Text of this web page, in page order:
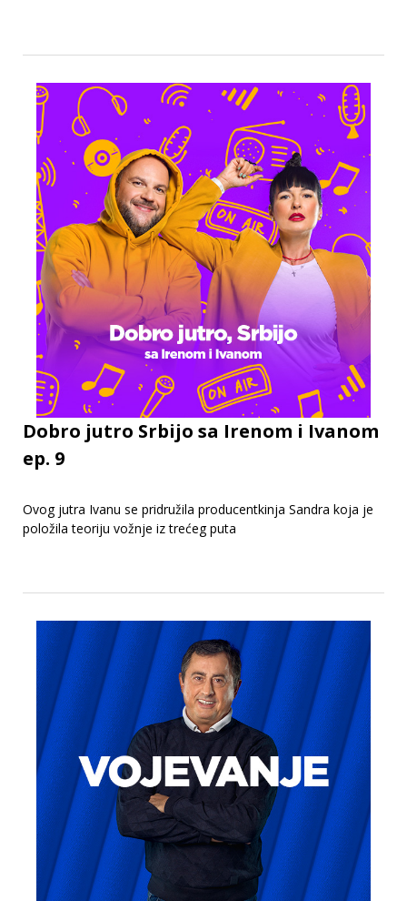
Dobro jutro Srbijo sa Irenom i Ivanom
ep. 9
Ovog jutra Ivanu se pridružila producentkinja Sandra koja je
položila teoriju vožnje iz trećeg puta